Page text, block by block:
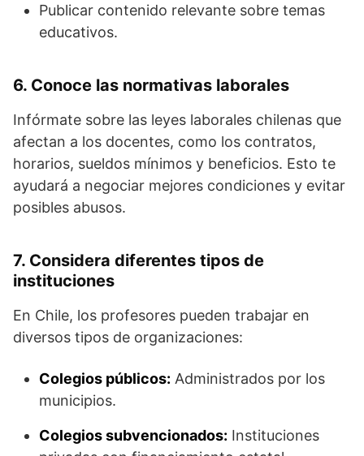
Publicar contenido relevante sobre temas
educativos.
6. Conoce las normativas laborales
Infórmate sobre las leyes laborales chilenas que
afectan a los docentes, como los contratos,
horarios, sueldos mínimos y beneficios. Esto te
ayudará a negociar mejores condiciones y evitar
posibles abusos.
7. Considera diferentes tipos de
instituciones
En Chile, los profesores pueden trabajar en
diversos tipos de organizaciones:
Colegios públicos: Administrados por los
municipios.
Colegios subvencionados: Instituciones